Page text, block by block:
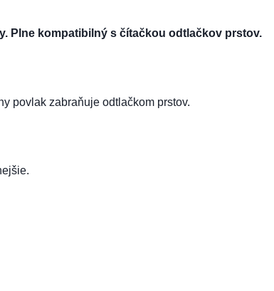
Plne kompatibilný s čítačkou odtlačkov prstov.
povlak zabraňuje odtlačkom prstov.